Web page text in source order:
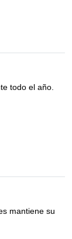
todo el año.
mantiene su